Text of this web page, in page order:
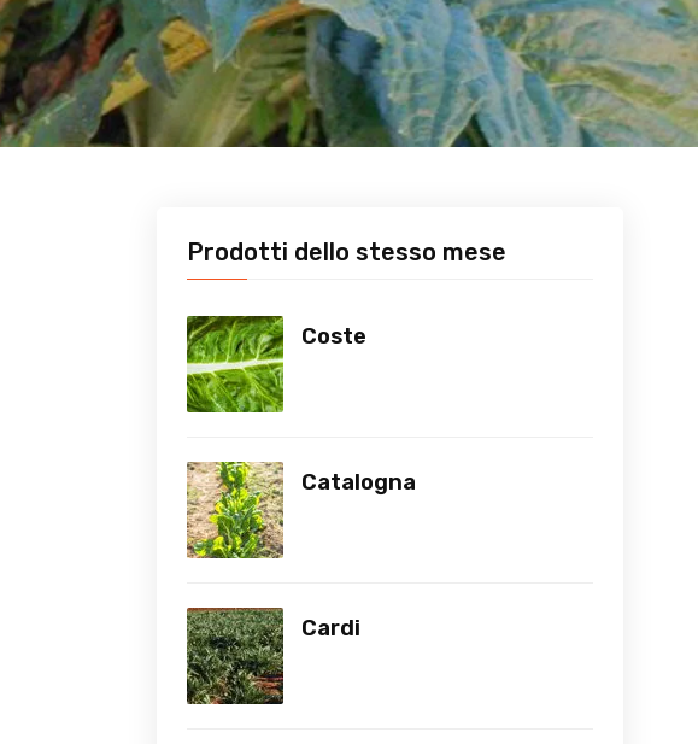
Prodotti dello stesso mese
Coste
Catalogna
Cardi